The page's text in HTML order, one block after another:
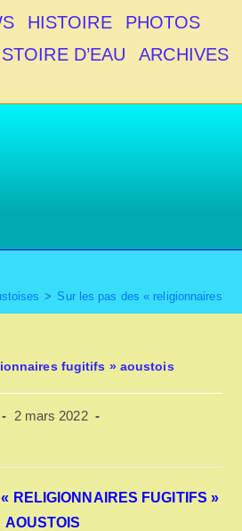
HISTOIRE
PHOTOS
D’EAU ARCHIVES
> Sur les pas des « religionnaires
fugitifs » aoustois
Publication
2 mars 2022
RELIGIONNAIRES FUGITIFS »
AOUSTOIS